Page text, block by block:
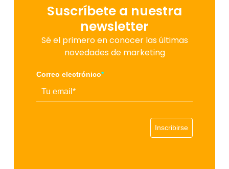
Suscríbete a nuestra
newsletter
Sé el primero en conocer las últimas
novedades de marketing
Correo electrónico*
Inscribirse